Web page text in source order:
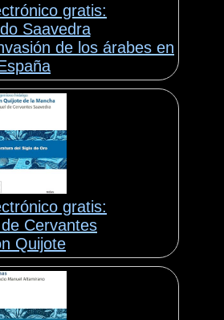
gratis:
Saavedra
de los árabes en
gratis:
Cervantes
Quijote